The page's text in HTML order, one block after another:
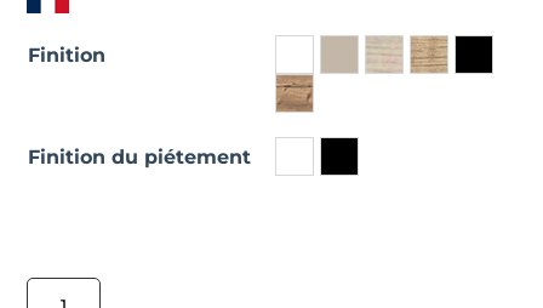
Finition
Finition du piétement
quantité